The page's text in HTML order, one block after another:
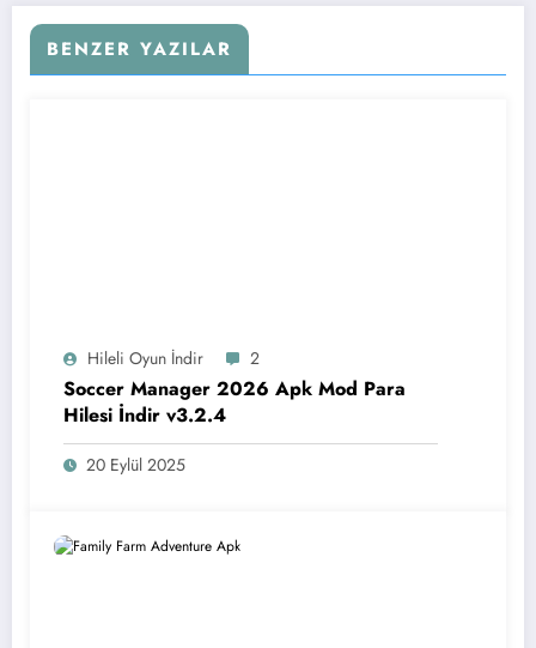
BENZER YAZILAR
Hileli Oyun İndir 2
Soccer Manager 2026 Apk Mod Para
Hilesi İndir v3.2.4
20 Eylül 2025